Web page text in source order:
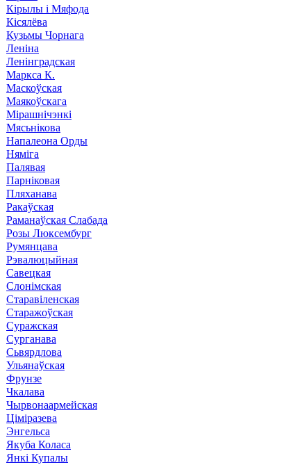
Кірылы і Мяфода
Кісялёва
Кузьмы Чорнага
Леніна
Ленінградская
Маркса К.
Маскоўская
Маякоўскага
Мірашнічэнкі
Мясьнікова
Напалеона Орды
Няміга
Палявая
Парніковая
Пляханава
Ракаўская
Раманаўская Слабада
Розы Люксембург
Румянцава
Рэвалюцыйная
Савецкая
Слонімская
Старавіленская
Старажоўская
Суражская
Сурганава
Сьвярдлова
Ульянаўская
Фрунзе
Чкалава
Чырвонаармейская
Ціміразева
Энгельса
Якуба Коласа
Янкі Купалы